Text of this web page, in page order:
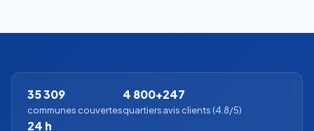
35 309
communes couvertes
4 800+
quartiers
247
avis clients (4.8/5)
24 h